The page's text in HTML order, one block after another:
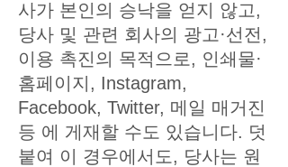
사가 본인의 승낙을 얻지 않고,
당사 및 관련 회사의 광고·선전,
이용 촉진의 목적으로, 인쇄물·
홈페이지, Instagram,
Facebook, Twitter, 메일 매거진
등 에 게재할 수도 있습니다. 덧
붙여 이 경우에서도, 당사는 원